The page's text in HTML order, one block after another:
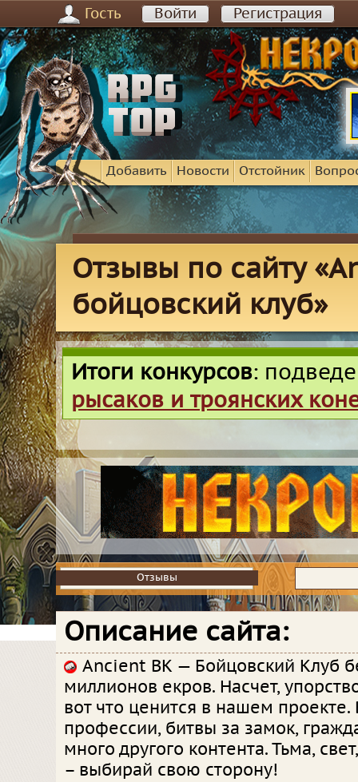
Гость Войти Регистрация
Добавить Новости Отстойник
Отзывы по сайту
бойцовский клуб»
Итоги конкурсов:
рысаков и троянских
Отзывы
Отзывы
Описание сайта:
Ancient BK — Бойцовский Клуб
миллионов екров. Hасчет,
вот что ценится в нашем проекте.
профессии, битвы за замок,
много другого контента. Тьма,
– выбирай свою сторону!